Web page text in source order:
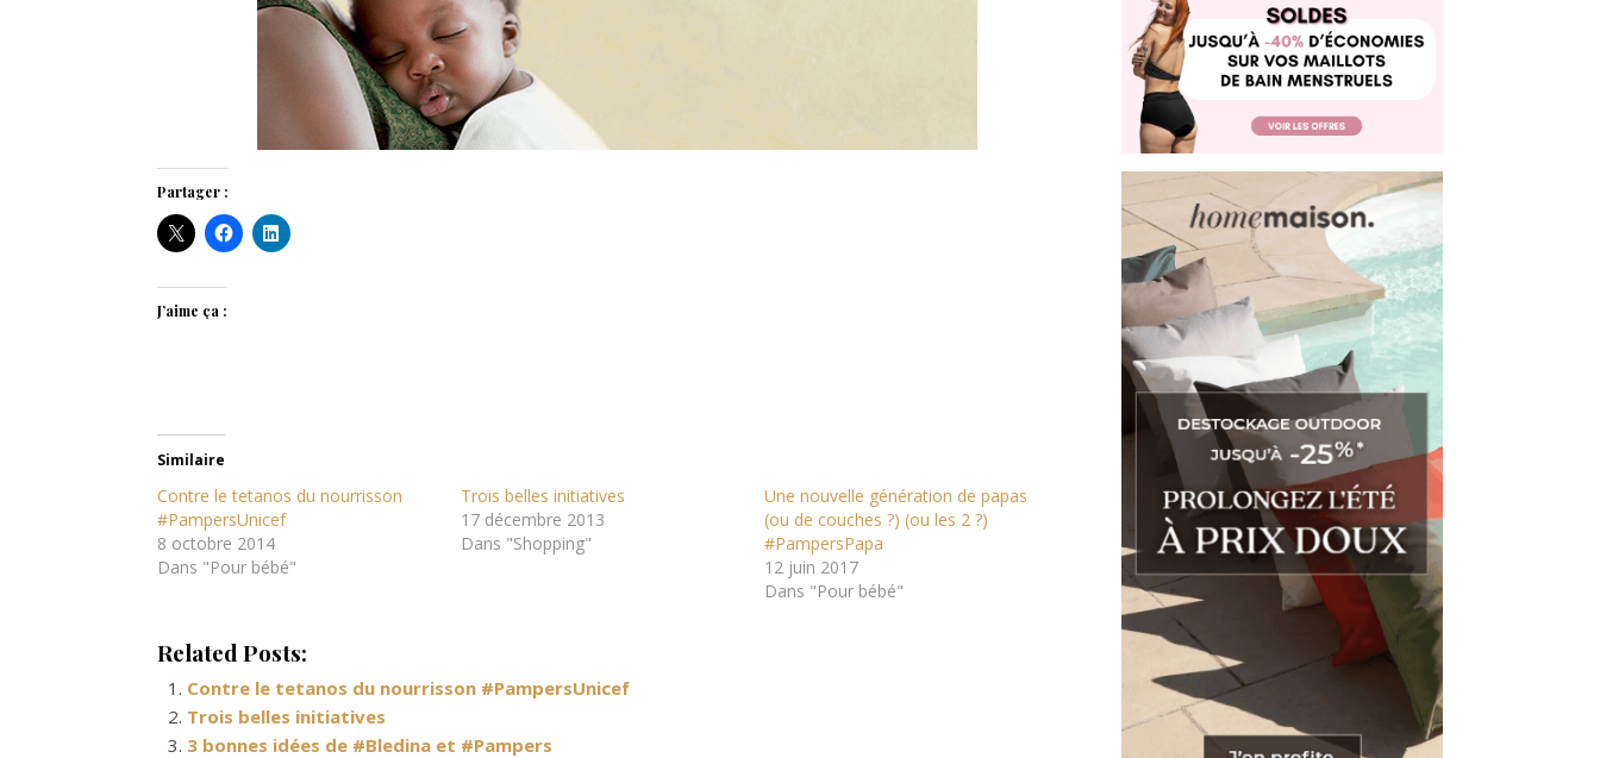
Partager :
J’aime ça :
Similaire
Contre le tetanos du nourrisson
#PampersUnicef
8 octobre 2014
Dans "Pour bébé"
Trois belles initiatives
17 décembre 2013
Dans "Shopping"
Une nouvelle génération de papas
(ou de couches ?) (ou les 2 ?)
#PampersPapa
12 juin 2017
Dans "Pour bébé"
Related Posts:
Contre le tetanos du nourrisson #PampersUnicef
Trois belles initiatives
3 bonnes idées de #Bledina et #Pampers